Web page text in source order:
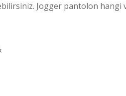
Jogger pantolon